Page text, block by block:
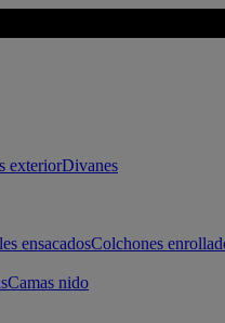
exteriorDivanes
ensacadosColchones
Camas nido